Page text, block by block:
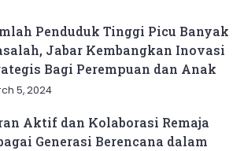
Penduduk Tinggi Picu Banyak
Jabar Kembangkan Inovasi
Bagi Perempuan dan Anak
5, 2024
Aktif dan Kolaborasi Remaja
Generasi Berencana dalam